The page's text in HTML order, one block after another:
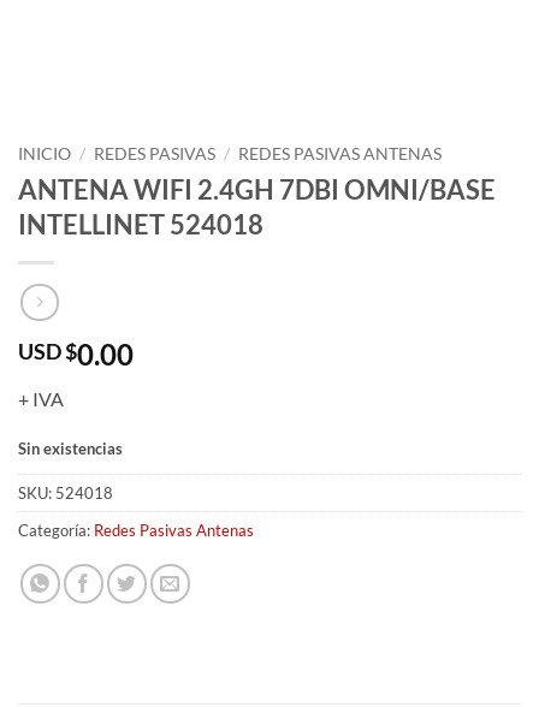
INICIO / REDES PASIVAS / REDES PASIVAS ANTENAS
ANTENA WIFI 2.4GH 7DBI OMNI/BASE
INTELLINET 524018
USD $0.00
+ IVA
Sin existencias
SKU: 524018
Categoría: Redes Pasivas Antenas